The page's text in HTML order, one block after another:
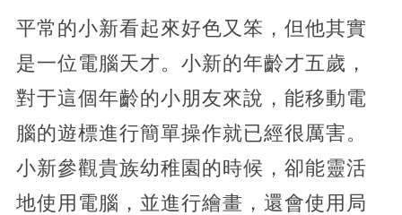
平常的小新看起來好色又笨，但他其實
是一位電腦天才。小新的年齡才五歲，
對于這個年齡的小朋友來說，能移動電
腦的遊標進行簡單操作就已經很厲害。
小新參觀貴族幼稚園的時候，卻能靈活
地使用電腦，並進行繪畫，還會使用局